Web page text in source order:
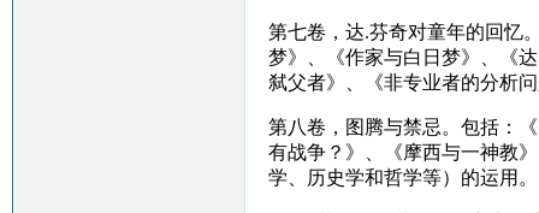
第七卷，达.芬奇对童年的回忆
梦》、《作家与白日梦》、《达
弑父者》、《非专业者的分析
第八卷，图腾与禁忌。包括：
有战争？》、《摩西与一神教
学、历史学和哲学等）的运用。